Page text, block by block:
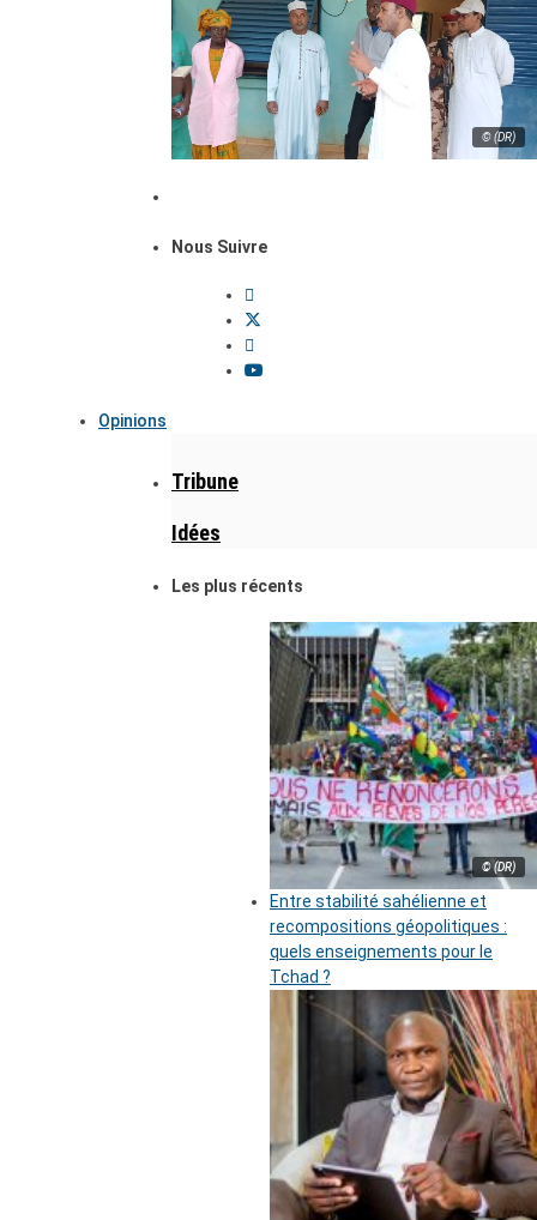
© (DR)
Nous Suivre
Opinions
Tribune
Idées
Les plus récents
© (DR)
Entre stabilité sahélienne et
recompositions géopolitiques :
quels enseignements pour le
Tchad ?